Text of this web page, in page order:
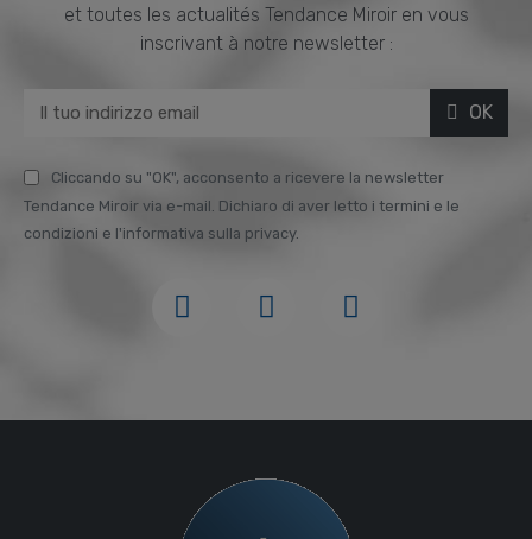
et toutes les actualités Tendance Miroir en vous
inscrivant à notre newsletter :
OK
Cliccando su "OK", acconsento a ricevere la newsletter
Tendance Miroir via e-mail. Dichiaro di aver letto i termini e le
condizioni e l'informativa sulla privacy.